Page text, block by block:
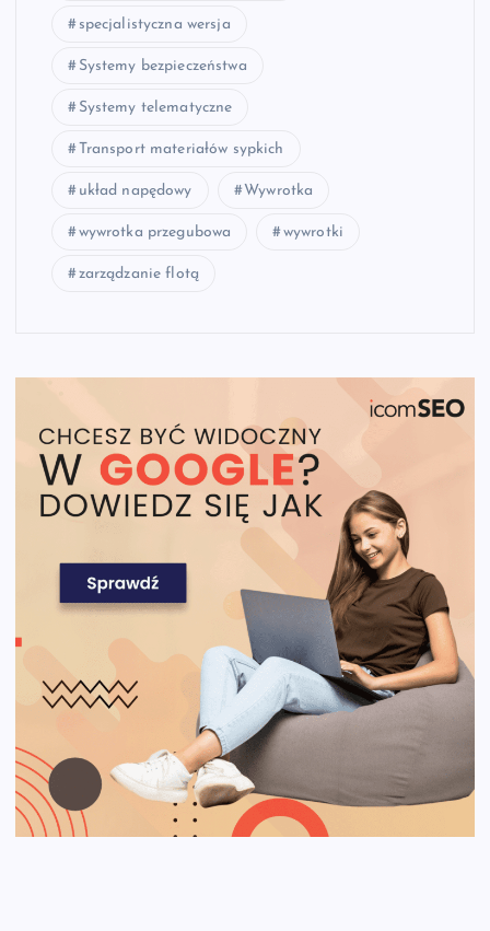
specjalistyczna wersja
Systemy bezpieczeństwa
Systemy telematyczne
Transport materiałów sypkich
układ napędowy Wywrotka
wywrotka przegubowa wywrotki
zarządzanie flotą